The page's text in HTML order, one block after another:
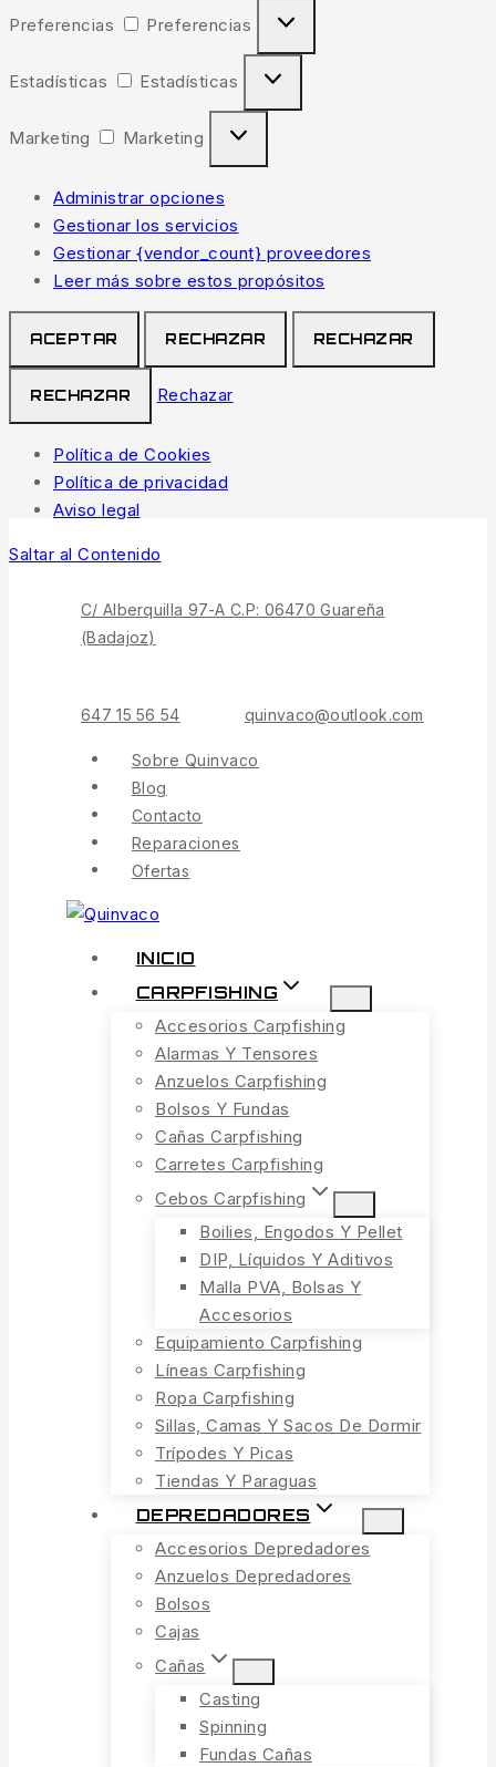
Preferencias Preferencias
Estadísticas Estadísticas
Marketing Marketing
Administrar opciones
Gestionar los servicios
Gestionar {vendor_count} proveedores
Leer más sobre estos propósitos
ACEPTAR RECHAZAR RECHAZAR
RECHAZAR Rechazar
Política de Cookies
Política de privacidad
Aviso legal
Saltar al Contenido
C/ Alberquilla 97-A C.P: 06470 Guareña
(Badajoz)
647 15 56 54 quinvaco@outlook.com
Sobre Quinvaco
Blog
Contacto
Reparaciones
Ofertas
INICIO
CARPFISHING
Accesorios Carpfishing
Alarmas Y Tensores
Anzuelos Carpfishing
Bolsos Y Fundas
Cañas Carpfishing
Carretes Carpfishing
Cebos Carpfishing
Boilies, Engodos Y Pellet
DIP, Líquidos Y Aditivos
Malla PVA, Bolsas Y
Accesorios
Equipamiento Carpfishing
Líneas Carpfishing
Ropa Carpfishing
Sillas, Camas Y Sacos De Dormir
Trípodes Y Picas
Tiendas Y Paraguas
DEPREDADORES
Accesorios Depredadores
Anzuelos Depredadores
Bolsos
Cajas
Cañas
Casting
Spinning
Fundas Cañas